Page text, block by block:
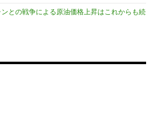
との戦争による原油価格上昇はこれからも続